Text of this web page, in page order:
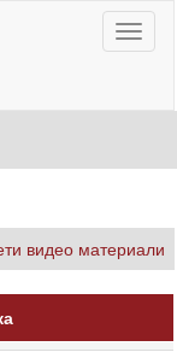
видео материали